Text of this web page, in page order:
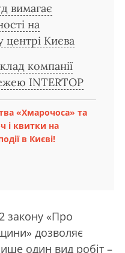
вимагає
на
центрі Києва
компанії
INTERTOP
«Хмарочоса» та
і квитки на
в Києві!
закону «Про
дозволяє
один вид робіт –